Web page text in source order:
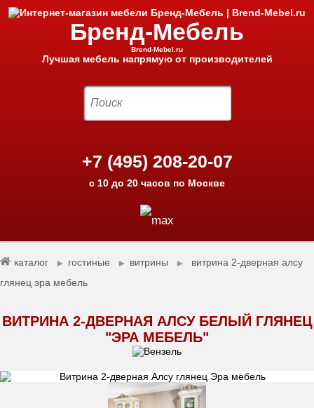
Бренд-Мебель
Brend-Mebel.ru
Лучшая мебель напрямую от производителей
+7 (495) 208-20-07
с 10 до 20 часов по Москве
каталог ► гостиные ► витрины ►
витрина 2-дверная алсу
глянец эра мебель
ВИТРИНА 2-ДВЕРНАЯ АЛСУ БЕЛЫЙ ГЛЯНЕЦ
"ЭРА МЕБЕЛЬ"